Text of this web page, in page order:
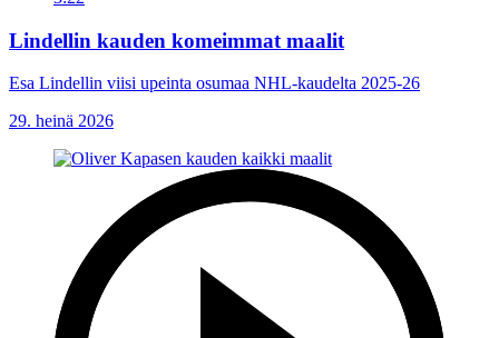
Lindellin kauden komeimmat maalit
Esa Lindellin viisi upeinta osumaa NHL-kaudelta 2025-26
29. heinä 2026